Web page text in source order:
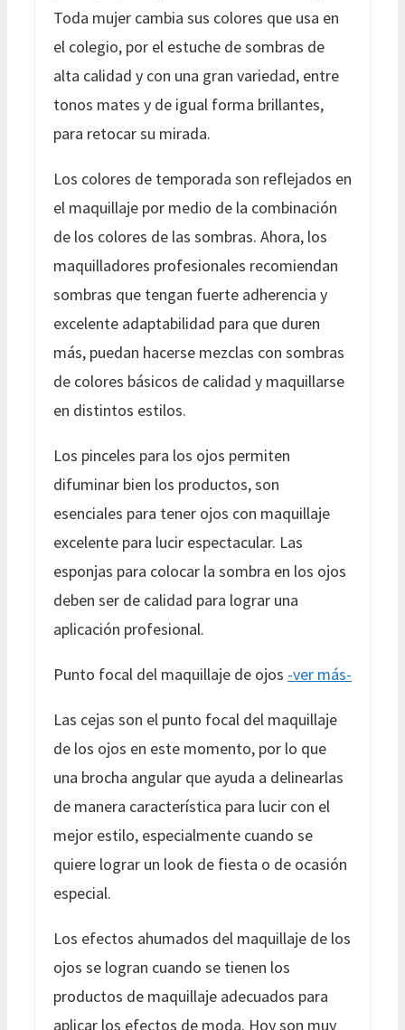
Toda mujer cambia sus colores que usa en
el colegio, por el estuche de sombras de
alta calidad y con una gran variedad, entre
tonos mates y de igual forma brillantes,
para retocar su mirada.
Los colores de temporada son reflejados en
el maquillaje por medio de la combinación
de los colores de las sombras. Ahora, los
maquilladores profesionales recomiendan
sombras que tengan fuerte adherencia y
excelente adaptabilidad para que duren
más, puedan hacerse mezclas con sombras
de colores básicos de calidad y maquillarse
en distintos estilos.
Los pinceles para los ojos permiten
difuminar bien los productos, son
esenciales para tener ojos con maquillaje
excelente para lucir espectacular. Las
esponjas para colocar la sombra en los ojos
deben ser de calidad para lograr una
aplicación profesional.
Punto focal del maquillaje de ojos -ver más-
Las cejas son el punto focal del maquillaje
de los ojos en este momento, por lo que
una brocha angular que ayuda a delinearlas
de manera característica para lucir con el
mejor estilo, especialmente cuando se
quiere lograr un look de fiesta o de ocasión
especial.
Los efectos ahumados del maquillaje de los
ojos se logran cuando se tienen los
productos de maquillaje adecuados para
aplicar los efectos de moda. Hoy son muy